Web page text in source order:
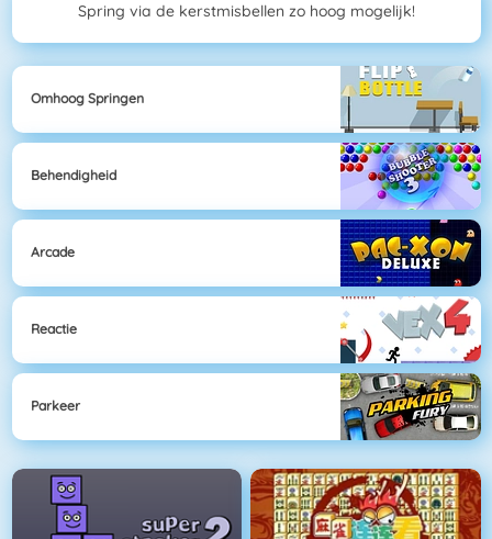
Spring via de kerstmisbellen zo hoog mogelijk!
Omhoog Springen
Behendigheid
Arcade
Reactie
Parkeer